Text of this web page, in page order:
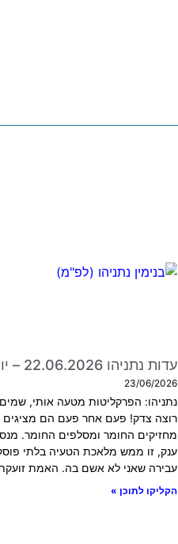
עדות נתניהו 22.06.2026 – יום עדות מס' 96
23/06/2026
נתניהו: הפרקליטות מטעה אותי,
רוצה צדק! פעם אחר פעם הם מציגים
מחזיקים החומר ומסלפים החומר.
ענק, זו ממש מלאכת הטעיה בלתי
עבירה שאני לא אשם בה. האמת
הקליקו לתוכן »